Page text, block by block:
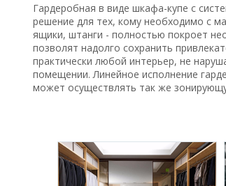
Гардеробная в виде шкафа-купе с
решение для тех, кому необходимо с
ящики, штанги - полностью покроет
позволят надолго сохранить
практически любой интерьер, не
помещении. Линейное исполнение
может осуществлять так же